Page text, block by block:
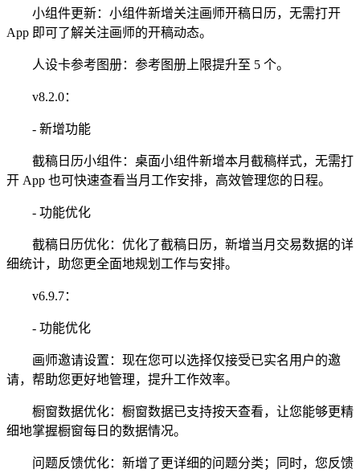
小组件更新：小组件新增关注画师开稿日历，无需打开
App 即可了解关注画师的开稿动态。
人设卡参考图册：参考图册上限提升至 5 个。
v8.2.0：
- 新增功能
截稿日历小组件：桌面小组件新增本月截稿样式，无需打
开 App 也可快速查看当月工作安排，高效管理您的日程。
- 功能优化
截稿日历优化：优化了截稿日历，新增当月交易数据的详
细统计，助您更全面地规划工作与安排。
v6.9.7：
- 功能优化
画师邀请设置：现在您可以选择仅接受已实名用户的邀
请，帮助您更好地管理，提升工作效率。
橱窗数据优化：橱窗数据已支持按天查看，让您能够更精
细地掌握橱窗每日的数据情况。
问题反馈优化：新增了更详细的问题分类；同时，您反馈